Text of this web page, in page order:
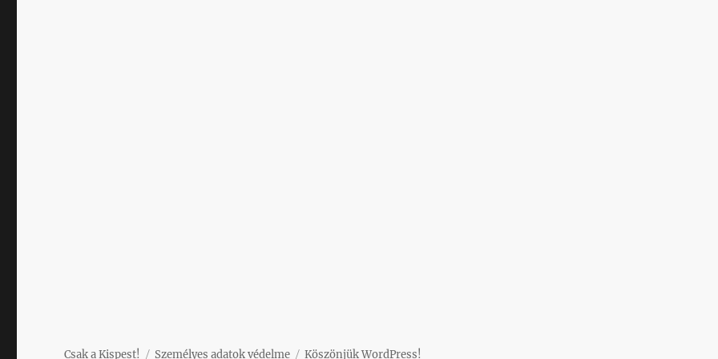
Csak a Kispest! Személyes adatok védelme Köszönjük WordPress!